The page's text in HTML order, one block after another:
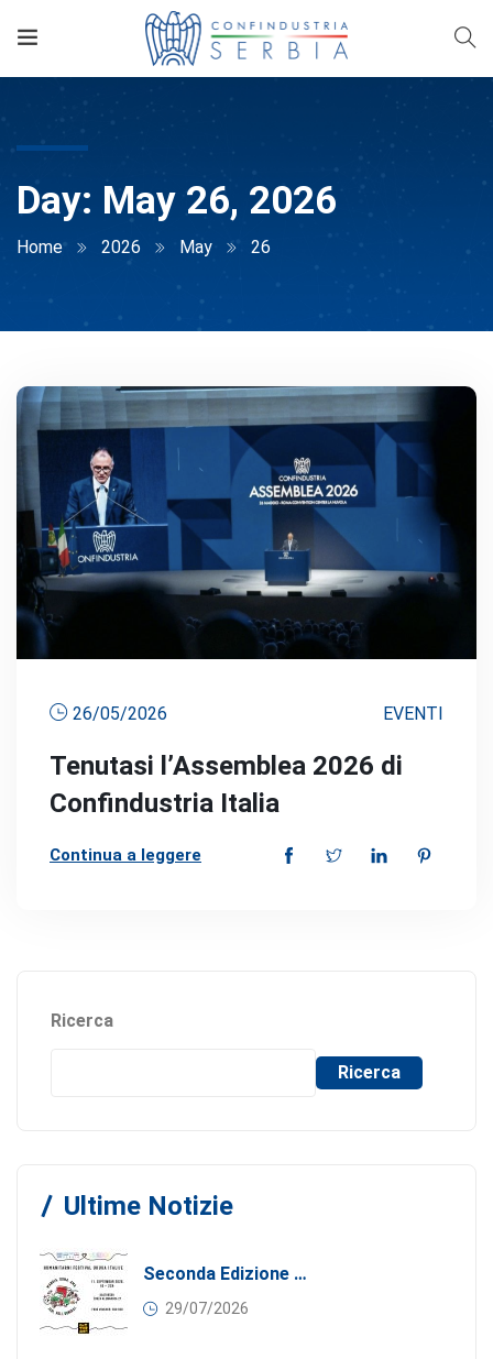
Day: May 26, 2026
Home 2026 May 26
26/05/2026 EVENTI
Tenutasi l’Assemblea 2026 di
Confindustria Italia
Continua a leggere
Ricerca
Ricerca
Ultime Notizie
Seconda Edizione Di MANGIA. DONA. AMA: Quando La Gastronomia Incontra La Solidarietà, 11 Settembre 2026
29/07/2026